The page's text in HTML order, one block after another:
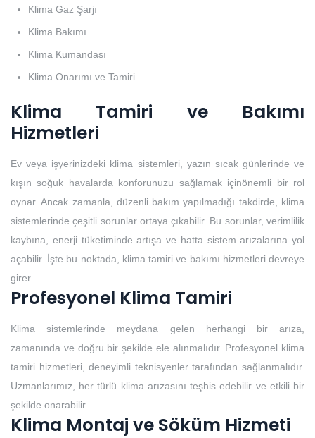
Klima Gaz Şarjı
Klima Bakımı
Klima Kumandası
Klima Onarımı ve Tamiri
Klima Tamiri ve Bakımı
Hizmetleri
Ev veya işyerinizdeki klima sistemleri, yazın sıcak günlerinde ve
kışın soğuk havalarda konforunuzu sağlamak içinönemli bir rol
oynar. Ancak zamanla, düzenli bakım yapılmadığı takdirde, klima
sistemlerinde çeşitli sorunlar ortaya çıkabilir. Bu sorunlar, verimlilik
kaybına, enerji tüketiminde artışa ve hatta sistem arızalarına yol
açabilir. İşte bu noktada, klima tamiri ve bakımı hizmetleri devreye
girer.
Profesyonel Klima Tamiri
Klima sistemlerinde meydana gelen herhangi bir arıza,
zamanında ve doğru bir şekilde ele alınmalıdır. Profesyonel klima
tamiri hizmetleri, deneyimli teknisyenler tarafından sağlanmalıdır.
Uzmanlarımız, her türlü klima arızasını teşhis edebilir ve etkili bir
şekilde onarabilir.
Klima Montaj ve Söküm Hizmeti